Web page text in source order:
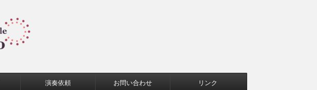
演奏依頼 お問い合わせ リンク